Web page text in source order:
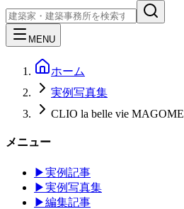
MENU
ホーム
実例写真集
CLIO la belle vie MAGOME
メニュー
▶実例記事
▶実例写真集
▶編集記事